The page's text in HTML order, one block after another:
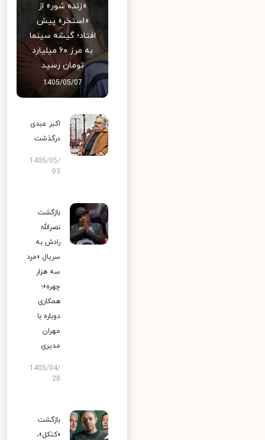
«زنده شور» از
«استخر» پیش
افتاد؛ گیشه سینما
به مرز ۶۰ میلیارد
تومان رسید
1405/05/07
اکبر عبدی
درگذشت
1405/05/
03
بازگشت
نصرالله
رادش به
سریال «مرد
سه هزار
چهره»؛
همکاری
دوباره با
مهران
مدیری
1405/04/
28
بازگشت
«کنکل»،